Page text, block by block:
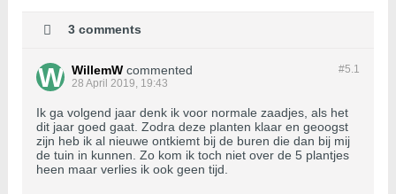
3 comments
#5.1
WillemW commented
28 April 2019, 19:43
Ik ga volgend jaar denk ik voor normale zaadjes, als het
dit jaar goed gaat. Zodra deze planten klaar en geoogst
zijn heb ik al nieuwe ontkiemt bij de buren die dan bij mij
de tuin in kunnen. Zo kom ik toch niet over de 5 plantjes
heen maar verlies ik ook geen tijd.